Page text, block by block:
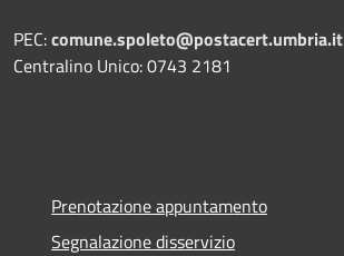
PEC:comune.spoleto@postacert.umbria.it
Centralino Unico: 0743 2181
Prenotazione appuntamento
Segnalazione disservizio